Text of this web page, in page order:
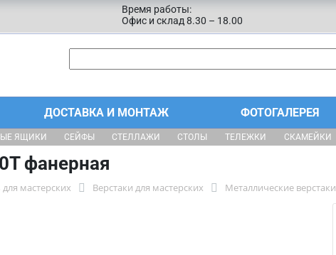
Время работы:
Офис и склад 8.30 – 18.00
ДОСТАВКА И МОНТАЖ ФОТОГАЛЕРЕЯ
ЯЩИКИ СЕЙФЫ СТЕЛЛАЖИ СТОЛЫ ТЕЛЕЖКИ СКАМЕЙКИ
фанерная
мастерских Верстаки для мастерских Металлические верстаки